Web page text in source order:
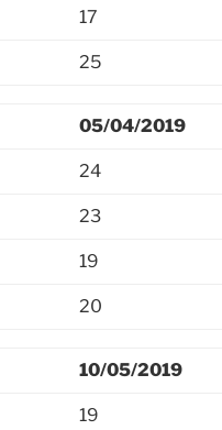
17
25
05/04/2019
24
23
19
20
10/05/2019
19